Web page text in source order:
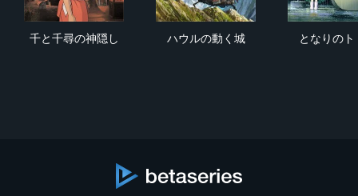
千と千尋の神隠し ハウルの動く城 となりのト